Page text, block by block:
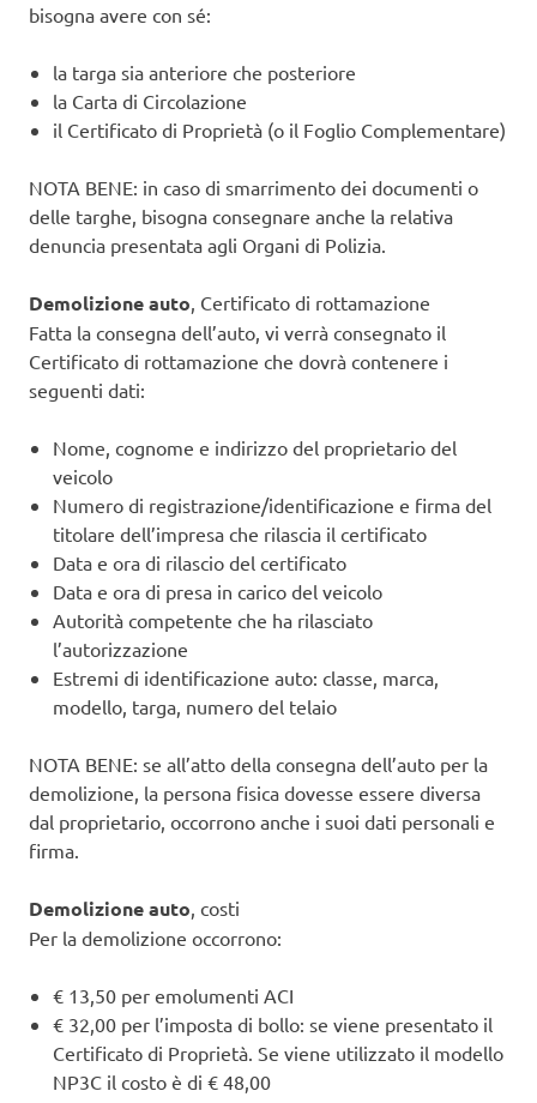
bisogna avere con sé:
la targa sia anteriore che posteriore
la Carta di Circolazione
il Certificato di Proprietà (o il Foglio Complementare)
NOTA BENE: in caso di smarrimento dei documenti o
delle targhe, bisogna consegnare anche la relativa
denuncia presentata agli Organi di Polizia.
Demolizione auto , Certificato di rottamazione
Fatta la consegna dell’auto, vi verrà consegnato il
Certificato di rottamazione che dovrà contenere i
seguenti dati:
Nome, cognome e indirizzo del proprietario del
veicolo
Numero di registrazione/identificazione e firma del
titolare dell’impresa che rilascia il certificato
Data e ora di rilascio del certificato
Data e ora di presa in carico del veicolo
Autorità competente che ha rilasciato
l’autorizzazione
Estremi di identificazione auto: classe, marca,
modello, targa, numero del telaio
NOTA BENE: se all’atto della consegna dell’auto per la
demolizione, la persona fisica dovesse essere diversa
dal proprietario, occorrono anche i suoi dati personali e
firma.
Demolizione auto , costi
Per la demolizione occorrono:
€ 13,50 per emolumenti ACI
€ 32,00 per l’imposta di bollo: se viene presentato il
Certificato di Proprietà. Se viene utilizzato il modello
NP3C il costo è di € 48,00